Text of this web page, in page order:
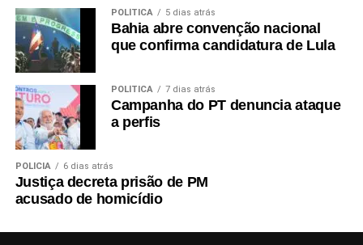
POLÍTICA 5 dias atrás
Bahia abre convenção nacional
que confirma candidatura de Lula
POLÍTICA 7 dias atrás
Campanha do PT denuncia ataque
a perfis
POLÍCIA 6 dias atrás
Justiça decreta prisão de PM
acusado de homicídio